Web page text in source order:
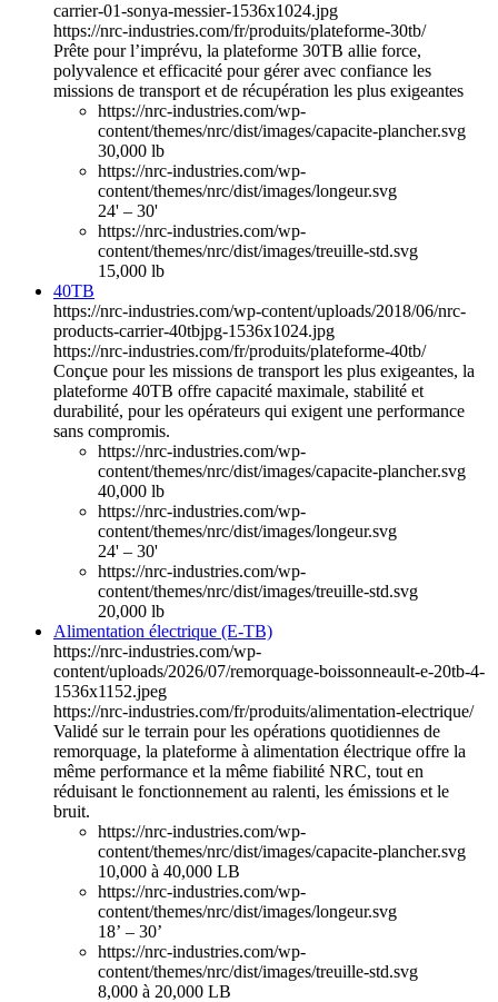
carrier-01-sonya-messier-1536x1024.jpg
https://nrc-industries.com/fr/produits/plateforme-30tb/
Prête pour l’imprévu, la plateforme 30TB allie force,
polyvalence et efficacité pour gérer avec confiance les
missions de transport et de récupération les plus exigeantes
https://nrc-industries.com/wp-
content/themes/nrc/dist/images/capacite-plancher.svg
30,000 lb
https://nrc-industries.com/wp-
content/themes/nrc/dist/images/longeur.svg
24' – 30'
https://nrc-industries.com/wp-
content/themes/nrc/dist/images/treuille-std.svg
15,000 lb
40TB
https://nrc-industries.com/wp-content/uploads/2018/06/nrc-
products-carrier-40tbjpg-1536x1024.jpg
https://nrc-industries.com/fr/produits/plateforme-40tb/
Conçue pour les missions de transport les plus exigeantes, la
plateforme 40TB offre capacité maximale, stabilité et
durabilité, pour les opérateurs qui exigent une performance
sans compromis.
https://nrc-industries.com/wp-
content/themes/nrc/dist/images/capacite-plancher.svg
40,000 lb
https://nrc-industries.com/wp-
content/themes/nrc/dist/images/longeur.svg
24' – 30'
https://nrc-industries.com/wp-
content/themes/nrc/dist/images/treuille-std.svg
20,000 lb
Alimentation électrique (E-TB)
https://nrc-industries.com/wp-
content/uploads/2026/07/remorquage-boissonneault-e-20tb-4-
1536x1152.jpeg
https://nrc-industries.com/fr/produits/alimentation-electrique/
Validé sur le terrain pour les opérations quotidiennes de
remorquage, la plateforme à alimentation électrique offre la
même performance et la même fiabilité NRC, tout en
réduisant le fonctionnement au ralenti, les émissions et le
bruit.
https://nrc-industries.com/wp-
content/themes/nrc/dist/images/capacite-plancher.svg
10,000 à 40,000 LB
https://nrc-industries.com/wp-
content/themes/nrc/dist/images/longeur.svg
18’ – 30’
https://nrc-industries.com/wp-
content/themes/nrc/dist/images/treuille-std.svg
8,000 à 20,000 LB